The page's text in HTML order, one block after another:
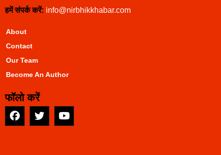
हमें संपर्क करें: info@nirbhikkhabar.com
About
Contact
Our Team
Become An Author
फॉलो करें